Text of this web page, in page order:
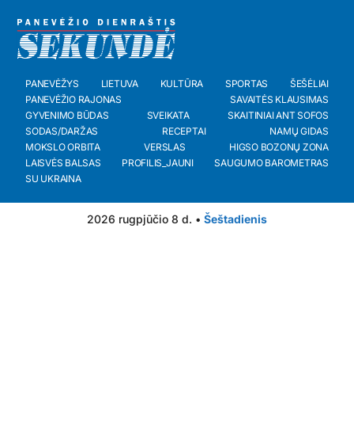
PANEVĖŽYS LIETUVA KULTŪRA SPORTAS
ŠEŠĖLIAI
PANEVĖŽIO RAJONAS
SAVAITĖS KLAUSIMAS
GYVENIMO BŪDAS
SVEIKATA
SKAITINIAI ANT SOFOS
SODAS/DARŽAS
RECEPTAI
NAMŲ GIDAS
MOKSLO ORBITA
VERSLAS
HIGSO BOZONŲ ZONA
LAISVĖS BALSAS
PROFILIS_JAUNI
SAUGUMO BAROMETRAS
SU UKRAINA
2026 rugpjūčio 8 d. • Šeštadienis